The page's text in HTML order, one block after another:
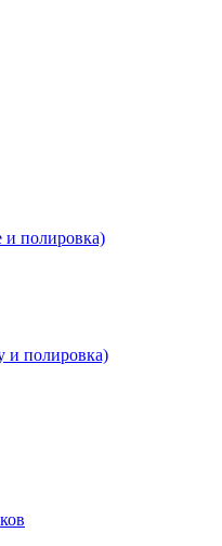
и полировка)
и полировка)